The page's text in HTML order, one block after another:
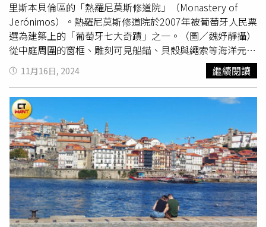
寶的硬箱、到充滿俏皮柔和色系的兒童行李硬箱，皆依據需
求客製並向義大利訂購，部分款式更可在內部皮標、肩背帶
或吊牌上製作個人化烙印，讓旅行單品完美貼合自身需求並
成為專屬的永恆存在。（圖／品牌提供）
Instagram 分享的貼文 她選擇了一襲黑色絲質長禮服，低調
卻極致高級，搭配 Cartier 高級珠寶，整體造型就像一隻從
童話故事裡走出來的黑天鵝，美得讓人移不開視
線。 Carticr品牌大使金智秀Jisoo 戴上首次亮相的全新
Carticr高級珠費項鍊Panthere Canopee。這款非凡的珠費
作品以充滿想像力的叢林為背景，展現靈動的豹紋圖騰，並
以一顆 26.53克拉藍寶石為視覺焦點。延續品牌對自然主義
的精湛詮釋，美洲豹形象以極致寫實的工藝呈現，設計巧妙
融合有機元素與嚴謹幾何結構，展現大膽而鮮明的風格。彩
妝放大鏡：「柔霧玫瑰唇+晶透光澤肌」，時裝週妝容無敵
精緻除了時尚穿搭，更讓粉絲淪陷的是Jisoo這次的妝容
「柔霧玫瑰唇+光澤底妝」超美，瞬間掀起跟妝熱潮！她個
人最愛的幾樣單品應該都用上了，想要打造一個介於清純與
性感之間的「高級訂製妝感」，既適合超大型秀上，也完美
匹配晚宴氛圍絕對要跟她學！1. 晶透光澤底妝她的底妝使用
了 《迪奧超完美晶透光氣墊》，這款粉底內含玻尿酸精
里斯本貝倫區的「熱羅尼莫斯修道院」（Monastery of
Jerónimos）。熱羅尼莫斯修道院於2007年被葡萄牙人民票
選為建築上的「葡萄牙七大奇蹟」之一。（圖／魏妤靜攝）
從中庭周圍的窗框、雕刻可見船錨、貝殼與繩索等海洋元
素。（圖／魏妤靜攝）被聯合國教科文組織列為世界文化遺
產的熱羅尼莫斯修道院，是由曼努埃爾一世國王於16世紀之
初下令建造，但中間多次延宕、更換數任建築師，直至
1580年才完工。修道院的特別之處在於融合了哥德式建築
的肋狀拱頂設計、華麗細緻的
於16世紀初、具有繩索與錨等航海元素的曼努埃爾建築特
色。旅人們可以穿梭在環繞中庭的迴廊之間，從宏偉的空間
遙想大航海時代的風華。與熱羅尼莫斯修道院建築相連的則
是「聖瑪利亞教堂」，可以免費入內參觀，挑高的教堂在空
間上很有穿透感，無論石柱或天花板的雕刻都十分精細，還
交織著鮮豔的彩繪玻璃，而知名航海家達伽馬的石棺，以及
葡萄牙著名詩人卡蒙斯的靈柩亦皆安放於此。聖瑪利亞教堂
11月16日, 2024 繼續閱讀